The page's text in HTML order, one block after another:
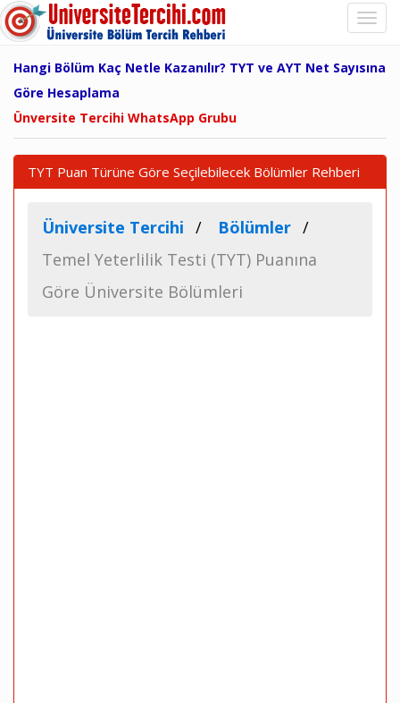
Hangi Bölüm Kaç Netle Kazanılır? TYT ve AYT Net Sayısına
Göre Hesaplama
Ünversite Tercihi WhatsApp Grubu
TYT Puan Türüne Göre Seçilebilecek Bölümler Rehberi
Üniversite Tercihi
Bölümler
Temel Yeterlilik Testi (TYT) Puanına
Göre Üniversite Bölümleri